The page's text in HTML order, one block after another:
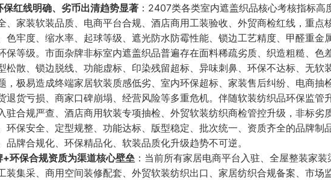
保红线明确、劣币出清趋势显著 ：2407类各类室内遮盖织品核心考核指标高
、家装软装品质、电商平台合规、酒店商用工装验收、外贸商检红线，重点
色牢度、缩水率、起球等级、遮光防水防霉性能、锁边工艺精度、甲醛重金
保等级。市面杂牌非标室内遮盖织品普遍存在面料稀疏劣质、织造粗糙、色
松散、锁边脱线、功能虚标、印染残留超标、异味刺鼻、环保不达标、无软
，极易造成终端家居软装质感低劣、室内环保超标、家装售后纠纷、电商抽
货亏损、商家口碑崩塌、经营风险等多重危机。伴随软装纺织品环保监管升
驻合规严查、酒店商用软装专项抽检、外贸软装纺织商检管控升级，非标劣
环保安全、定型规整、功能达标、版型稳定、批次统一、资质齐全的品牌制
牌合规化、环保精品化、软装品质化升级趋势不可逆。
+环保合规资质为渠道核心壁垒 ：当前所有家居电商平台入驻、全屋整装家装
装集采、商用空间装修配套、外贸软装纺织出口、家居纺织合规备案、市场